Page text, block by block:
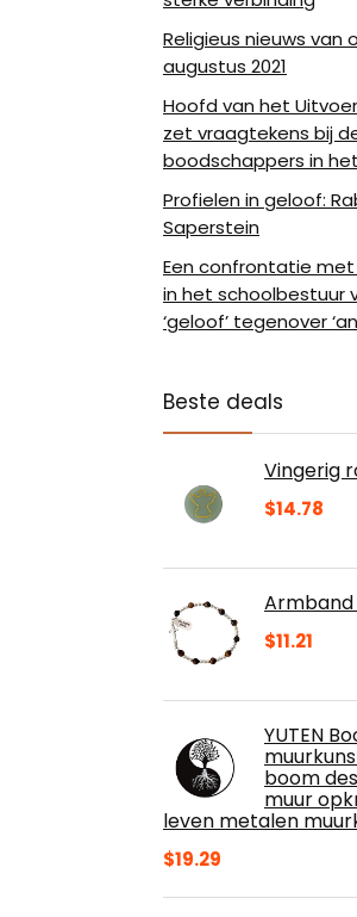
Religieus nieuws van
augustus 2021
Hoofd van het
zet vraagtekens bij
boodschappers in
Profielen in geloof:
Saperstein
Een confrontatie
in het schoolbestuur
‘geloof’ tegenover
Beste deals
Vingerig
$14.78
$11.21
YUTEN
boom
muur
leven metalen
$19.29